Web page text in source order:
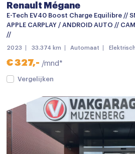
Airco met elektronische regeling
Bestuurdersstoel in hoogte
Boordcomputer
Cruisecontrol
Elektrische ramen voor en
Hoofdsteunen achter
Renault Mégane
E-Tech EV40 Boost Charge Equilibre //
APPLE CARPLAY / ANDROID AUTO //
//
2023 33.374 km Automaat Elektrisch
€ 327,- /mnd*
Vergelijken